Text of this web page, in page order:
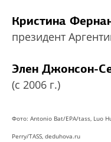
Кристина
президент
Элен Джонсон-
(с 2006 г.)
Фото: Antonio Bat/EPA/tass, Luo
Perry/TASS, deduhova.ru